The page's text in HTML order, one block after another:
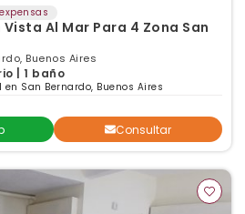
Al Mar Para 4 Zona San
Buenos Aires
| 1 baño
San Bernardo, Buenos Aires
Consultar